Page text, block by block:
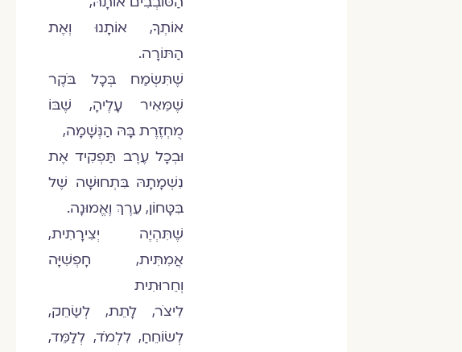
אוֹתְךָ, אוֹתָנוּ וְאֶת
הַתּוֹרָה.
שֶׁתִּשְׂמַח בְּכָל בֹּקֶר
שֶׁמֵּאִיר עָלֶיהָ, שֶׁבּוֹ
מֻחְזֶרֶת בָּהּ הַנְּשָׁמָה,
וּבְכָל עֶרֶב תַּפְקִיד אֶת
נִשְׁמָתָהּ בִּתְחוּשָׁה שֶׁל
בִּטָּחוֹן, עֵרֶךְ וֶאֱמוּנָה.
שֶׁתִּהְיֶה יְצִירָתִית,
אֲמִתִּית, חָפְשִׁיָּה
וְחֵרוּתִית
לִיצֹר, לָתֵת, לְשַׂחֵק,
לְשׂוֹחֵחַ, לִלְמֹד, לְלַמֵּד,